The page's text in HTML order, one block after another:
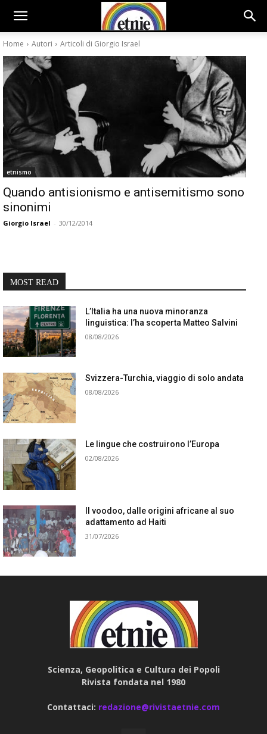
Home Autori Articoli di Giorgio Israel
etnismo
Quando antisionismo e antisemitismo sono
sinonimi
Giorgio Israel - 30/12/2014
MOST READ
L’Italia ha una nuova minoranza
linguistica: l’ha scoperta Matteo Salvini
08/08/2026
Svizzera-Turchia, viaggio di solo andata
08/08/2026
Le lingue che costruirono l’Europa
02/08/2026
Il voodoo, dalle origini africane al suo
adattamento ad Haiti
31/07/2026
Scienza, Geopolitica e Cultura dei Popoli
Rivista fondata nel 1980
Contattaci: redazione@rivistaetnie.com